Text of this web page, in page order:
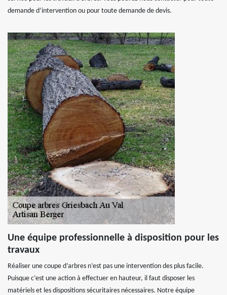
demande d’intervention ou pour toute demande de devis.
Une équipe professionnelle à disposition pour les
travaux
Réaliser une coupe d’arbres n’est pas une intervention des plus facile.
Puisque c’est une action à effectuer en hauteur, il faut disposer les
matériels et les dispositions sécuritaires nécessaires. Notre équipe